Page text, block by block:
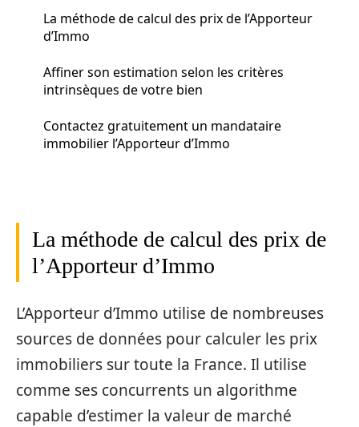
La méthode de calcul des prix de l’Apporteur
d’Immo
Affiner son estimation selon les critères
intrinsèques de votre bien
Contactez gratuitement un mandataire
immobilier l’Apporteur d’Immo
La méthode de calcul des prix de
l’Apporteur d’Immo
L’Apporteur d’Immo utilise de nombreuses
sources de données pour calculer les prix
immobiliers sur toute la France. Il utilise
comme ses concurrents un algorithme
capable d’estimer la valeur de marché